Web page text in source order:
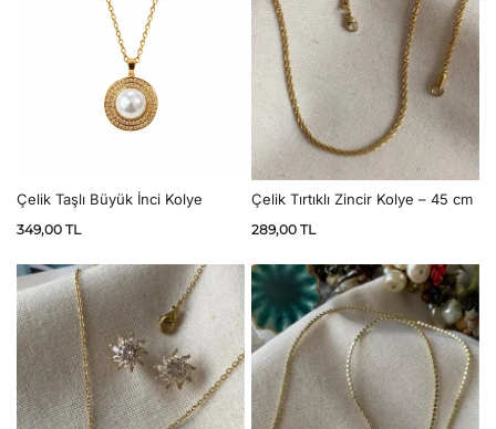
Çelik Taşlı Büyük İnci Kolye
349,00 TL
Çelik Tırtıklı Zincir Kolye – 45 cm
289,00 TL